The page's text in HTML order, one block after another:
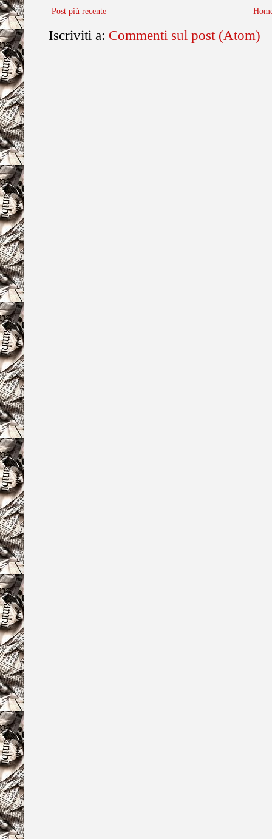
Post più recente
Iscriviti a: Commenti sul post (Atom)